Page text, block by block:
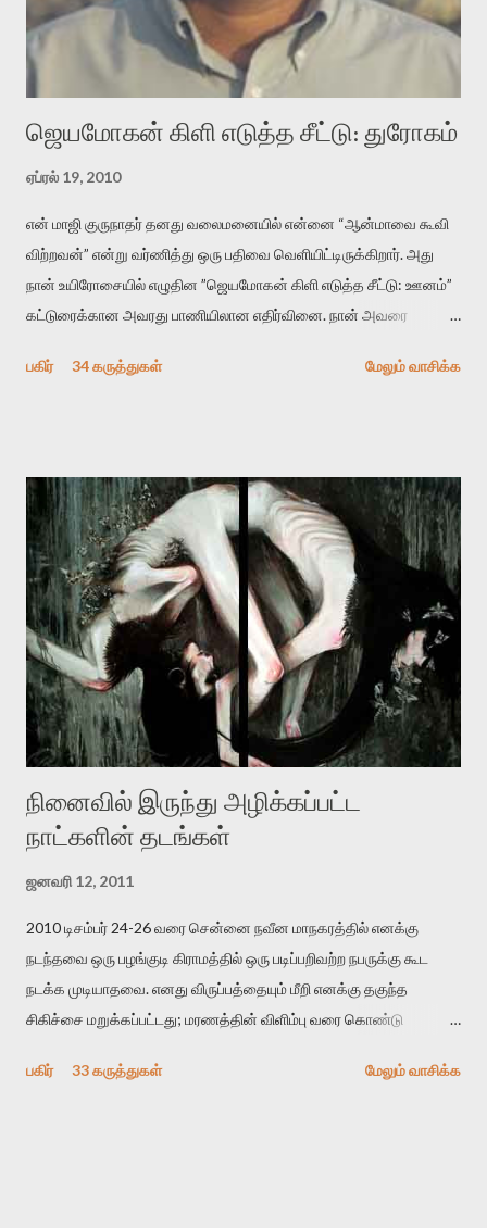
விமர்சனத்தின் ஒரு முக்கிய கருவி. இக்கருவியை மனுஷ்யபுத்திரனின்
“காலை வணக்கங்கள்” எனும் ஒரு கவிதையில் சொருகப் போகிறோம்.
முதலில் கருவியை பழகுவோம். அன்றாட மொழியில் ஒன்று ம...
ஜெயமோகன் கிளி எடுத்த சீட்டு: துரோகம்
ஏப்ரல் 19, 2010
என் மாஜி குருநாதர் தனது வலைமனையில் என்னை “ஆன்மாவை கூவி
விற்றவன்” என்று வர்ணித்து ஒரு பதிவை வெளியிட்டிருக்கிறார். அது
நான் உயிரோசையில் எழுதின ”ஜெயமோகன் கிளி எடுத்த சீட்டு: ஊனம்”
கட்டுரைக்கான அவரது பாணியிலான எதிர்வினை. நான் அவரை
பதிவை படித்த நண்பர்கள் பலரும் அவருக்காக இரக்கப்பட்டார்கள்.
தனது இணையதளத்திலே தொடர்ந்து பதிவு செய்கிறார். உயிர்மை
இன்னும் சில வருடங்களுக்கு தனக்கு எதிராக எழுத்தாளர்களை ஏவி
விட்டபடி இருக்கும் என்று ஒரு அச்சத்தை வெளிப்படுத்தியபடி
இருக்கிறார். அவர் கடுமையான பாதுகாப்பின்மை மனநிலையில் உள்ளார்.
உயிர்மை அவரை தாக்க உத்தேசித்தாலும் இல்லை என்றாலும்
ஜெயமோகன் அந்த பிரமையால் தொடர்ந்து அச்சுறுத்தலுக்கு உள்ளாகி
உள்ளார். உங்களை பற்றின இந்த தாக்குதல் கூட இதன் வெளிப்பாடு தான்”.
உண்மையே! ராக்கி படத்தில் குத்துச்சண்டை வீரராக வரும் சில்வெஸ்டர்
ஓரிடத்தில் சொல்வார்: ...
பகிர் 34 கருத்துகள் மேலும் வாசிக்க
நினைவில் இருந்து அழிக்கப்பட்ட
நாட்களின் தடங்கள்
ஜனவரி 12, 2011
2010 டிசம்பர் 24-26 வரை சென்னை நவீன மாநகரத்தில் எனக்கு
நடந்தவை ஒரு பழங்குடி கிராமத்தில் ஒரு படிப்பறிவற்ற நபருக்கு கூட
நடக்க முடியாதவை. எனது விருப்பத்தையும் மீறி எனக்கு தகுந்த
சிகிச்சை மறுக்கப்பட்டது; மரணத்தின் விளிம்பு வரை கொண்டு
பகிர்
33 கருத்துகள் மேலும் வாசிக்க